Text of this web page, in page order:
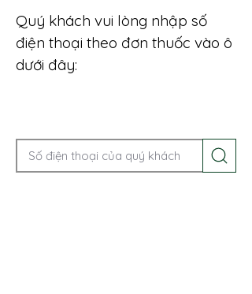
Quý khách vui lòng nhập số
điện thoại theo đơn thuốc vào ô
dưới đây: